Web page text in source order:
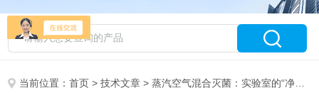
当前位置：首页 >技术文章 > 蒸汽空气混合灭菌：实验室的“净化大师”